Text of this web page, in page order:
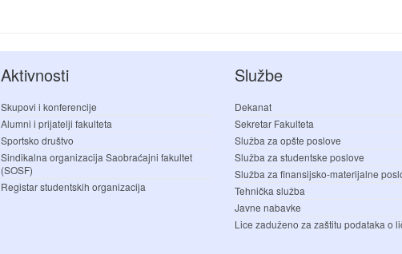
Aktivnosti
Skupovi i konferencije
Alumni i prijatelji fakulteta
Sportsko društvo
Sindikalna organizacija Saobraćajni fakultet
(SOSF)
Registar studentskih organizacija
Službe
Dekanat
Sekretar Fakulteta
Služba za opšte poslove
Služba za studentske poslove
Služba za finansijsko-materijalne
Tehnička služba
Javne nabavke
Lice zaduženo za zaštitu podataka o